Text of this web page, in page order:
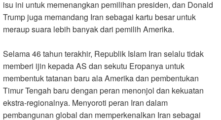
isu ini untuk memenangkan pemilihan presiden, dan Donald
Trump juga memandang Iran sebagai kartu besar untuk
meraup suara lebih banyak dari pemilih Amerika.
Selama 46 tahun terakhir, Republik Islam Iran selalu tidak
memberi ijin kepada AS dan sekutu Eropanya untuk
membentuk tatanan baru ala Amerika dan pembentukan
Timur Tengah baru dengan peran menonjol dan kekuatan
ekstra-regionalnya. Menyoroti peran Iran dalam
pembangunan global dan memperkenalkan Iran sebagai